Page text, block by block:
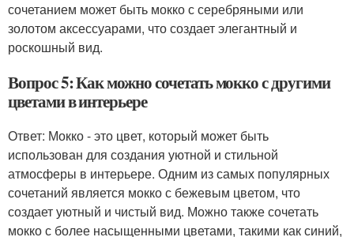
сочетанием может быть мокко с серебряными или
золотом аксессуарами, что создает элегантный и
роскошный вид.
Вопрос 5: Как можно сочетать мокко с другими
цветами в интерьере
Ответ: Мокко - это цвет, который может быть
использован для создания уютной и стильной
атмосферы в интерьере. Одним из самых популярных
сочетаний является мокко с бежевым цветом, что
создает уютный и чистый вид. Можно также сочетать
мокко с более насыщенными цветами, такими как синий,